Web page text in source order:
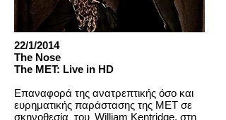
22/1/2014
The Nose
The MET: Live in HD
Επαναφορά της ανατρεπτικής όσο και
ευρηματικής παράστασης της ΜΕΤ σε
σκηνοθεσία του William Kentridge, στη